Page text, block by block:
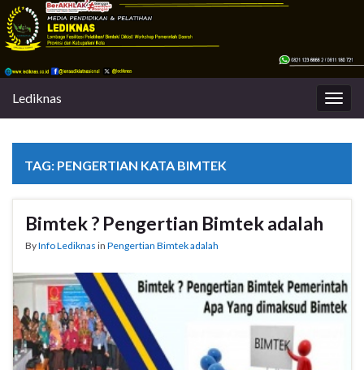
Lediknas
TAG: PENGERTIAN KATA BIMTEK
Bimtek ? Pengertian Bimtek adalah
ByInfo Lediknas in Pengertian Bimtek adalah